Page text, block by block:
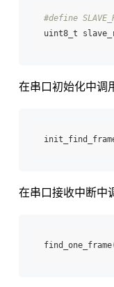
#define
在串口初始化中调
在串口接收中断中